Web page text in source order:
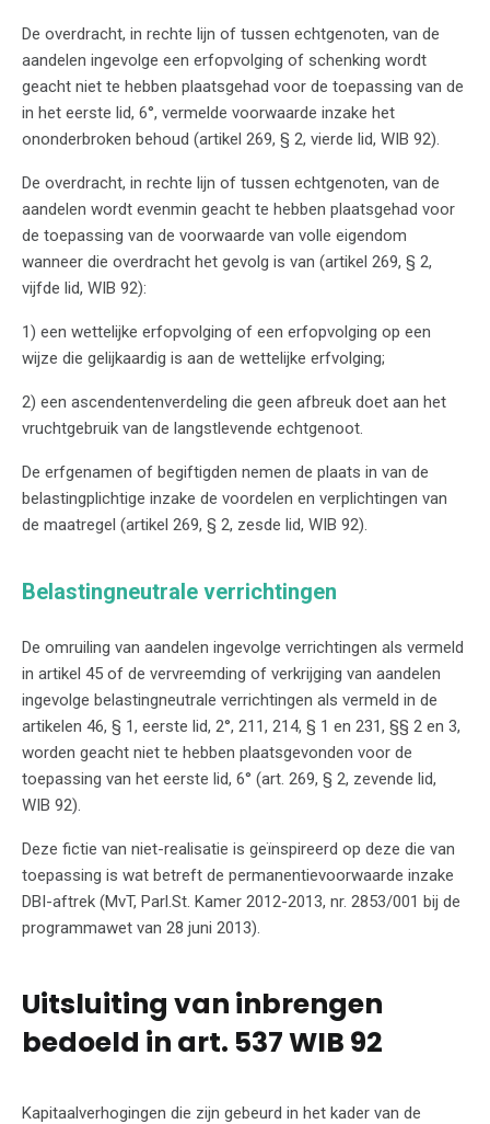
De overdracht, in rechte lijn of tussen echtgenoten, van de
aandelen ingevolge een erfopvolging of schenking wordt
geacht niet te hebben plaatsgehad voor de toepassing van de
in het eerste lid, 6°, vermelde voorwaarde inzake het
ononderbroken behoud (artikel 269, § 2, vierde lid, WIB 92).
De overdracht, in rechte lijn of tussen echtgenoten, van de
aandelen wordt evenmin geacht te hebben plaatsgehad voor
de toepassing van de voorwaarde van volle eigendom
wanneer die overdracht het gevolg is van (artikel 269, § 2,
vijfde lid, WIB 92):
1) een wettelijke erfopvolging of een erfopvolging op een
wijze die gelijkaardig is aan de wettelijke erfvolging;
2) een ascendentenverdeling die geen afbreuk doet aan het
vruchtgebruik van de langstlevende echtgenoot.
De erfgenamen of begiftigden nemen de plaats in van de
belastingplichtige inzake de voordelen en verplichtingen van
de maatregel (artikel 269, § 2, zesde lid, WIB 92).
Belastingneutrale verrichtingen
De omruiling van aandelen ingevolge verrichtingen als vermeld
in artikel 45 of de vervreemding of verkrijging van aandelen
ingevolge belastingneutrale verrichtingen als vermeld in de
artikelen 46, § 1, eerste lid, 2°, 211, 214, § 1 en 231, §§ 2 en 3,
worden geacht niet te hebben plaatsgevonden voor de
toepassing van het eerste lid, 6° (art. 269, § 2, zevende lid,
WIB 92).
Deze fictie van niet-realisatie is geïnspireerd op deze die van
toepassing is wat betreft de permanentievoorwaarde inzake
DBI-aftrek (MvT, Parl.St. Kamer 2012-2013, nr. 2853/001 bij de
programmawet van 28 juni 2013).
Uitsluiting van inbrengen
bedoeld in art. 537 WIB 92
Kapitaalverhogingen die zijn gebeurd in het kader van de